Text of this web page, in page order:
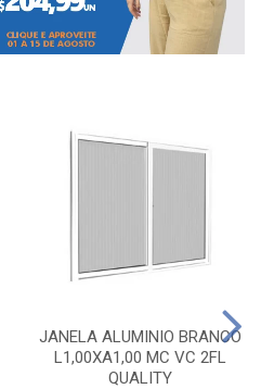
JANELA ALUMINIO BRANCO
L1,00XA1,00 MC VC 2FL
QUALITY